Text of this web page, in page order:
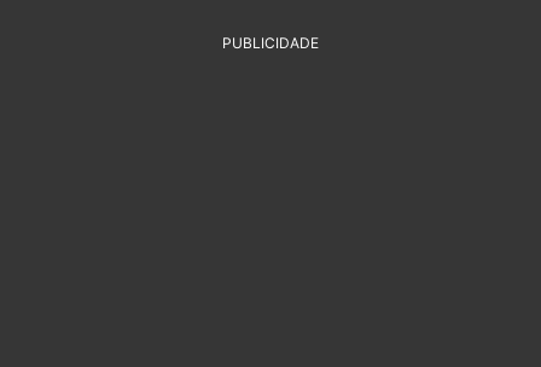
PUBLICIDADE